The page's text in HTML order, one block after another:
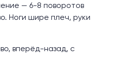
— 6-8 поворотов
Ноги шире плеч, руки
вперёд-назад, с